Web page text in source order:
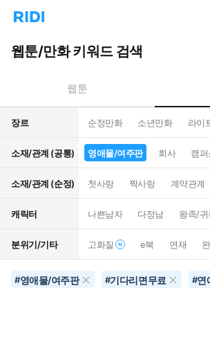
리
홈
으
턴
트
웹툰/만화 키워드 검색
웹툰
장르 순정만화 소년만화 라이
소재/관계 (공통) 영애물/여주판 회사 캠퍼
소재/관계 (순정) 첫사랑 짝사랑 계약관계
캐릭터 나쁜남자 다정남 왕족/귀
분위기/기타 고화질 e북 연재
#영애물/여주판 #기다리면무료 #연